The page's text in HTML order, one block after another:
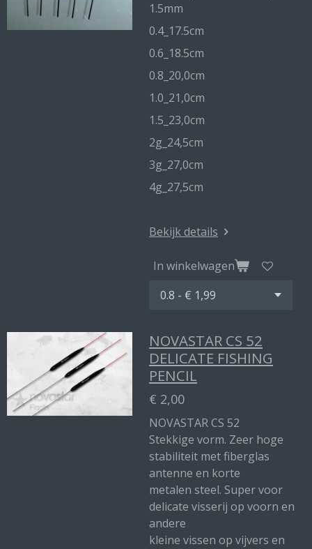
1.5mm
0.4_17.5cm
0.6_18.5cm
0.8_20,0cm
1.0_21,0cm
1.5_23,0cm
2g_24,5cm
3g_27,0cm
4g_27,5cm
Bekijk details
In winkelwagen
NOVASTAR CS 52
DELICATE FISHING
PENCIL
€ 2,00
NOVASTAR CS 52
Stekkige vorm. Zeer hoge
stabiliteit met fiberglas
antenne en korte
metalen steel. Super voor
delicate visserij op voorn en
andere
kleine vissen op vijvers en